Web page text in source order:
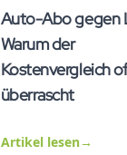
Auto-Abo gegen
Warum der
Kostenvergleich
überrascht
Artikel lesen→